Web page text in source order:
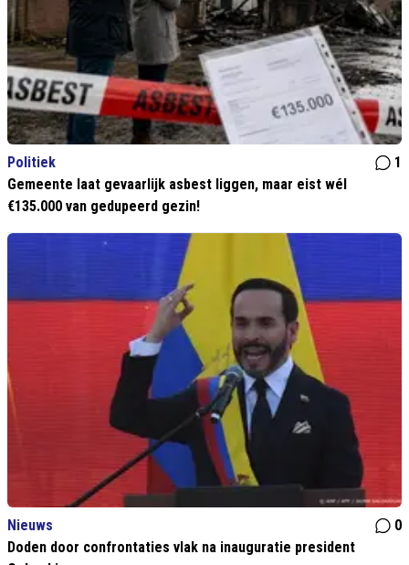
Politiek
1
Gemeente laat gevaarlijk asbest liggen, maar eist wél
€135.000 van gedupeerd gezin!
Nieuws
0
Doden door confrontaties vlak na inauguratie president